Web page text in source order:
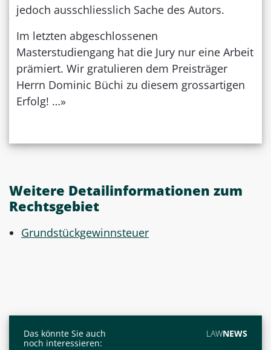
jedoch ausschliesslich Sache des Autors.
Im letzten abgeschlossenen
Masterstudiengang hat die Jury nur eine Arbeit
prämiert. Wir gratulieren dem Preisträger
Herrn Dominic Büchi zu diesem grossartigen
Erfolg! …»
Weitere Detailinformationen zum
Rechtsgebiet
Grundstückgewinnsteuer
Das könnte Sie auch
noch interessieren:
LAWNEWS